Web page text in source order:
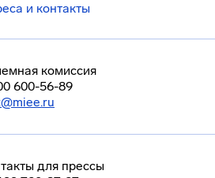
и контакты
комиссия
600-56-89
для прессы